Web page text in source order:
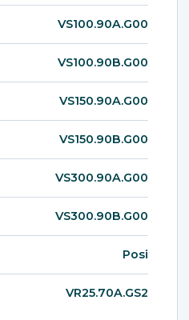
VS100.90A.G00
VS100.90B.G00
VS150.90A.G00
VS150.90B.G00
VS300.90A.G00
VS300.90B.G00
Posi
VR25.70A.GS2